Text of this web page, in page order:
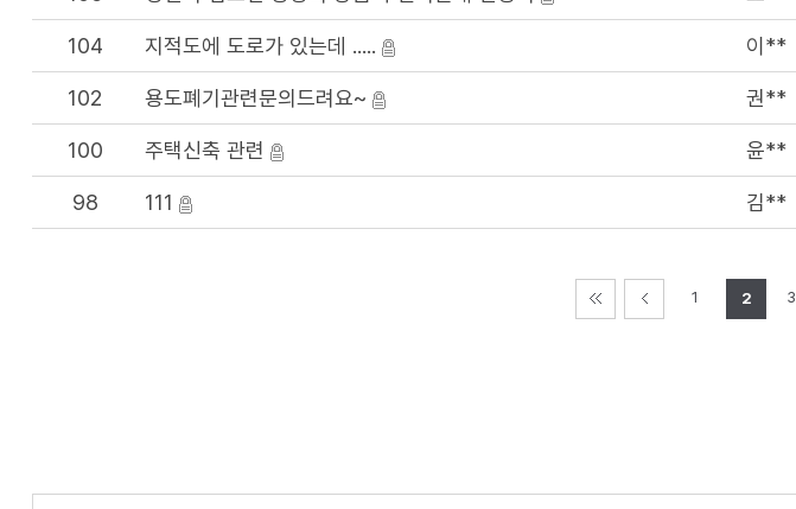
104 지적도에 도로가 있는데 ..... 이**
102 용도폐기관련문의드려요~ 권**
100 주택신축 관련 윤**
98 111 김**
1 2 3